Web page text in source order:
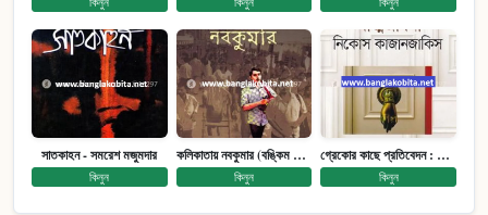
সাতকাহন - সমরেশ মজুমদার
কিনুন
কলিকাতায় নবকুমার (বঙ্কিম পুরষ্কারে সম্মানিত)(মানবিক মেগা উপন্যাস)
কিনুন
গ্রেকোর কাছে প্রতিবেদন : আত্মজীবনী
কিনুন